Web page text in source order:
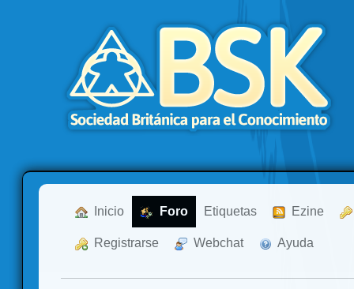
Inicio Foro Etiquetas Ezine
Registrarse Webchat Ayuda